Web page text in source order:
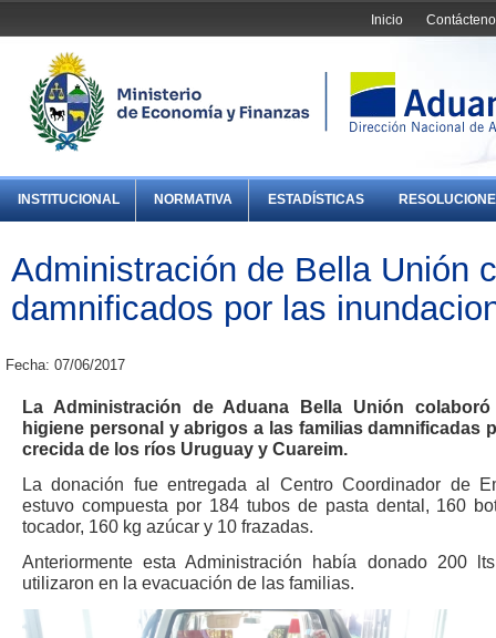
Inicio
INSTITUCIONAL NORMATIVA ESTADÍSTICAS
Administración de Bella Unión
damnificados por las
Fecha: 07/06/2017
La Administración de Aduana Bella Unión
higiene personal y abrigos a las familias
crecida de los ríos Uruguay y Cuareim.
La donación fue entregada al Centro Coordinador de
estuvo compuesta por 184 tubos de pasta dental, 160
tocador, 160 kg azúcar y 10 frazadas.
Anteriormente esta Administración había donado 200
utilizaron en la evacuación de las familias.